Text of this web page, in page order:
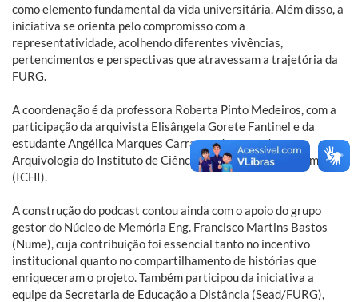
como elemento fundamental da vida universitária. Além disso, a
iniciativa se orienta pelo compromisso com a
representatividade, acolhendo diferentes vivências,
pertencimentos e perspectivas que atravessam a trajetória da
FURG.
A coordenação é da professora Roberta Pinto Medeiros, com a
participação da arquivista Elisângela Gorete Fantinel e da
estudante Angélica Marques Carrasco, do curso de
Arquivologia do Instituto de Ciências Humanas e da Informação
(ICHI).
A construção do podcast contou ainda com o apoio do grupo
gestor do Núcleo de Memória Eng. Francisco Martins Bastos
(Nume), cuja contribuição foi essencial tanto no incentivo
institucional quanto no compartilhamento de histórias que
enriqueceram o projeto. Também participou da iniciativa a
equipe da Secretaria de Educação a Distância (Sead/FURG),